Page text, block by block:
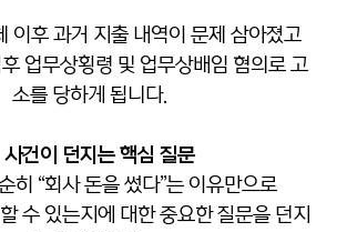
이후 과거 지출 내역이 문제 삼아졌고
업무상횡령 및 업무상배임 혐의로 고
소를 당하게 됩니다.
사건이 던지는 핵심 질문
히 “회사 돈을 썼다”는 이유만으로
수 있는지에 대한 중요한 질문을 던지